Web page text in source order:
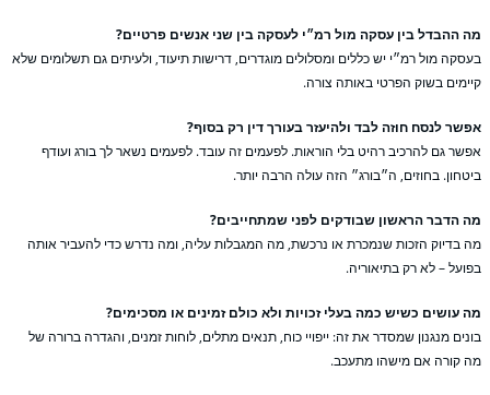
ההבדל בין עסקה מול רמ״י לעסקה בין שני אנשים פרטיים?
מול רמ״י יש כללים ומסלולים מוגדרים, דרישות תיעוד, ולעיתים גם תשלומים שלא
בשוק הפרטי באותה צורה.
לנסח חוזה לבד ולהיעזר בעורך דין רק בסוף?
גם להרכיב רהיט בלי הוראות. לפעמים זה עובד. לפעמים נשאר לך בורג ועודף
בחוזים, ה״בורג״ הזה עולה הרבה יותר.
הדבר הראשון שבודקים לפני שמתחייבים?
בדיוק הזכות שנמכרת או נרכשת, מה המגבלות עליה, ומה נדרש כדי להעביר אותה
– לא רק בתיאוריה.
עושים כשיש כמה בעלי זכויות ולא כולם זמינים או מסכימים?
מנגנון שמסדר את זה: ייפויי כוח, תנאים מתלים, לוחות זמנים, והגדרה ברורה של
קורה אם מישהו מתעכב.